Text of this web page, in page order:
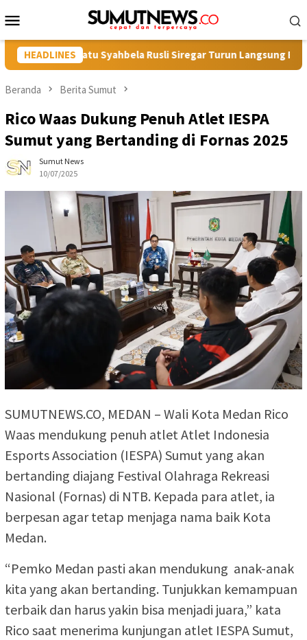
ke
kontenMobile
HEADLINESSyahbela Rusli Siregar Turun Langsung Bersihkan
Beranda Berita Sumut
Rico Waas Dukung Penuh Atlet IESPA
Sumut yang Bertanding di Fornas 2025
Sumut News
10/07/2025
SUMUTNEWS.CO, MEDAN – Wali Kota Medan Rico
Waas mendukung penuh atlet Atlet Indonesia
Esports Association (IESPA) Sumut yang akan
bertanding diajang Festival Olahraga Rekreasi
Nasional (Fornas) di NTB. Kepada para atlet, ia
berpesan agar tetap menjaga nama baik Kota
Medan.
“Pemko Medan pasti akan mendukung anak-anak
kita yang akan bertanding. Tunjukkan kemampuan
terbaik dan harus yakin bisa menjadi juara,” kata
Rico saat menerima kunjungan atlet IESPA Sumut,